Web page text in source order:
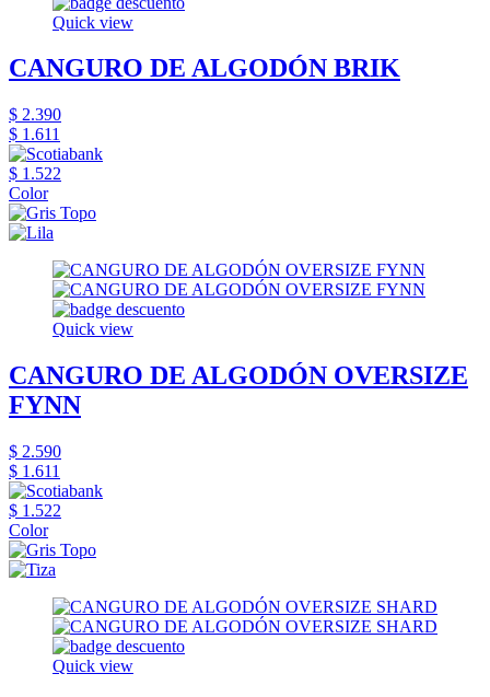
Quick view
CANGURO DE ALGODÓN BRIK
$ 2.390
$ 1.611
$ 1.522
Color
Quick view
CANGURO DE ALGODÓN OVERSIZE
FYNN
$ 2.590
$ 1.611
$ 1.522
Color
Quick view